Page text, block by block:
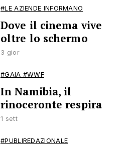
#LE AZIENDE INFORMANO
Dove il cinema vive
oltre lo schermo
3 gior
#GAIA #WWF
In Namibia, il
rinoceronte respira
1 sett
#PUBLIREDAZIONALE